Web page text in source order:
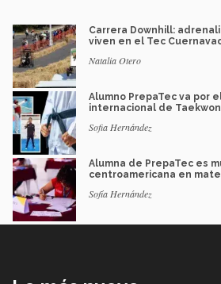
Carrera Downhill:
viven en el Tec
Natalia Otero
Alumno PrepaTec va por
internacional de
Sofia Hernández
Alumna de PrepaTec es
centroamericana en
Sofía Hernández